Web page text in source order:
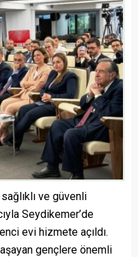
ve güvenli
Seydikemer’de
evi hizmete açıldı.
gençlere önemli